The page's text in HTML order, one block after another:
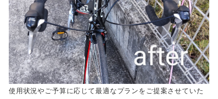
使用状況やご予算に応じて最適なプランをご提案させていた